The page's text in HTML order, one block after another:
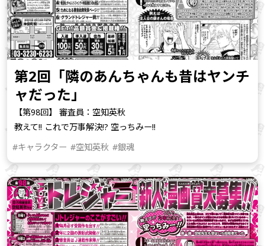
第2回「隣のあんちゃんも昔はヤンチ
ャだった」
【第98回】 審査員：空知英秋
教えて!! これで万事解決!? 空っちみー!!
#キャラクター #空知英秋 #銀魂